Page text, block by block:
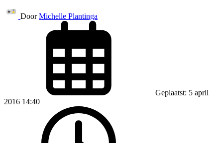
Door Michelle Plantinga
Geplaatst: 5 april
2016 14:40